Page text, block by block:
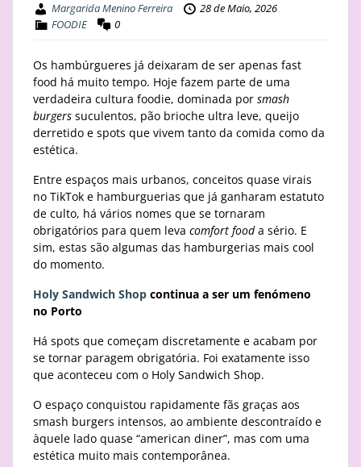
Margarida Menino Ferreira
28 de Maio, 2026
FOODIE
0
Os hambúrgueres já deixaram de ser apenas fast
food há muito tempo. Hoje fazem parte de uma
verdadeira cultura foodie, dominada por smash
burgers suculentos, pão brioche ultra leve, queijo
derretido e spots que vivem tanto da comida como da
estética.
Entre espaços mais urbanos, conceitos quase virais
no TikTok e hamburguerias que já ganharam estatuto
de culto, há vários nomes que se tornaram
obrigatórios para quem leva comfort fooda sério. E
sim, estas são algumas das hamburgerias mais cool
do momento.
Holy Sandwich Shop continua a ser um fenómeno
no Porto
Há spots que começam discretamente e acabam por
se tornar paragem obrigatória. Foi exatamente isso
que aconteceu com o Holy Sandwich Shop.
O espaço conquistou rapidamente fãs graças aos
smash burgers intensos, ao ambiente descontraído e
àquele lado quase “american diner”, mas com uma
estética muito mais contemporânea.